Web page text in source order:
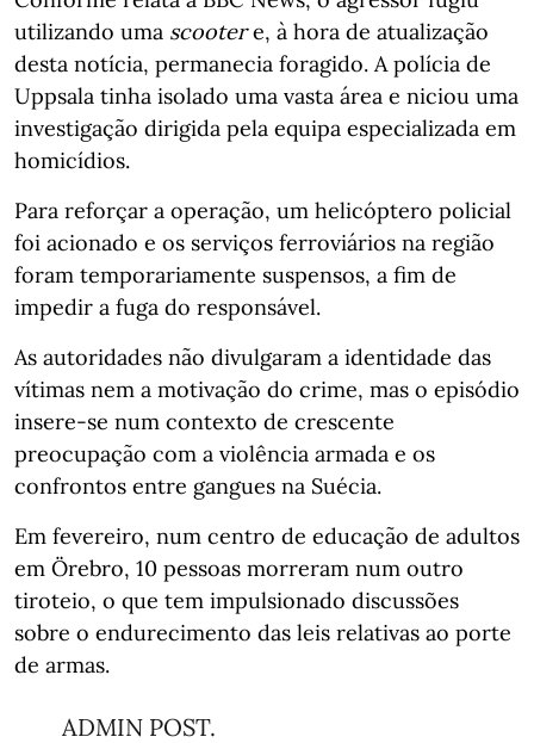
utilizando uma scootere, à hora de atualização
desta notícia, permanecia foragido. A polícia de
Uppsala tinha isolado uma vasta área e niciou uma
investigação dirigida pela equipa especializada em
homicídios.
Para reforçar a operação, um helicóptero policial
foi acionado e os serviços ferroviários na região
foram temporariamente suspensos, a fim de
impedir a fuga do responsável.
As autoridades não divulgaram a identidade das
vítimas nem a motivação do crime, mas o episódio
insere-se num contexto de crescente
preocupação com a violência armada e os
confrontos entre gangues na Suécia.
Em fevereiro, num centro de educação de adultos
em Örebro, 10 pessoas morreram num outro
tiroteio, o que tem impulsionado discussões
sobre o endurecimento das leis relativas ao porte
de armas.
ADMIN POST.